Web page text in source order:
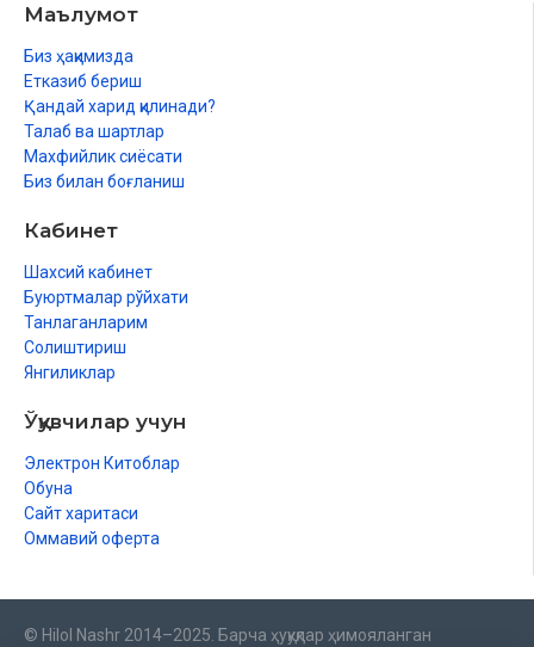
Маълумот
Биз ҳақимизда
Етказиб бериш
Қандай харид қилинади?
Талаб ва шартлар
Махфийлик сиёсати
Биз билан боғланиш
Кабинет
Шахсий кабинет
Буюртмалар рўйхати
Танлаганларим
Солиштириш
Янгиликлар
Ўқувчилар учун
Электрон Китоблар
Обуна
Сайт харитаси
Оммавий оферта
© Hilol Nashr 2014–2025. Барча ҳуқуқлар ҳимояланган